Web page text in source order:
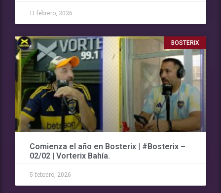
11 febrero, 2026
BOSTERIX
Comienza el año en Bosterix | #Bosterix –
02/02 | Vorterix Bahía.
5 febrero, 2026